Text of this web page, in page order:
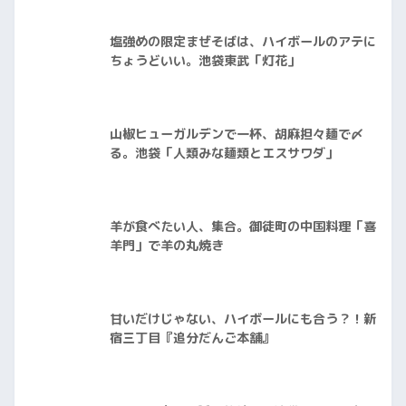
塩強めの限定まぜそばは、ハイボールのアテに
ちょうどいい。池袋東武「灯花」
山椒ヒューガルデンで一杯、胡麻担々麺で〆
る。池袋「人類みな麺類とエスサワダ」
羊が食べたい人、集合。御徒町の中国料理「喜
羊門」で羊の丸焼き
甘いだけじゃない、ハイボールにも合う？！新
宿三丁目『追分だんご本舗』